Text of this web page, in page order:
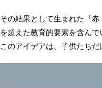
その結果として生まれた『
を超えた教育的要素を含んで
このアイデアは、子供たち